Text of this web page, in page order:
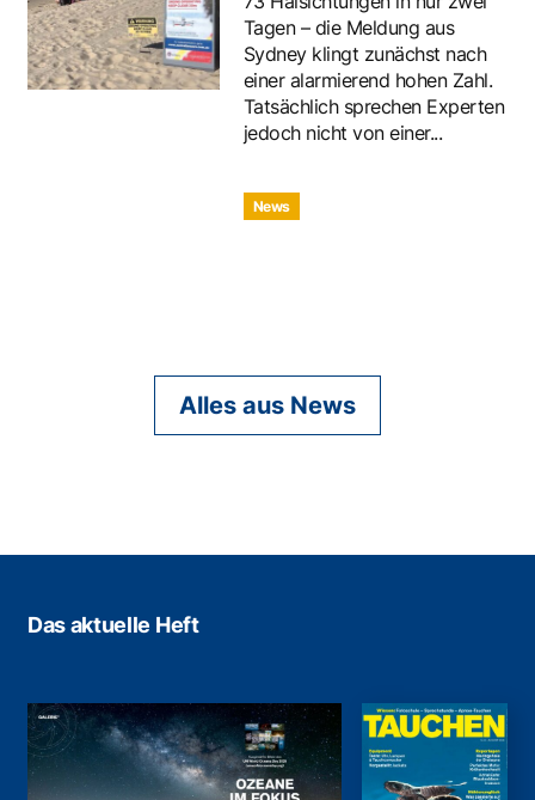
Tagen – die Meldung aus
Sydney klingt zunächst nach
einer alarmierend hohen Zahl.
Tatsächlich sprechen Experten
jedoch nicht von einer...
News
Alles aus News
Das aktuelle Heft